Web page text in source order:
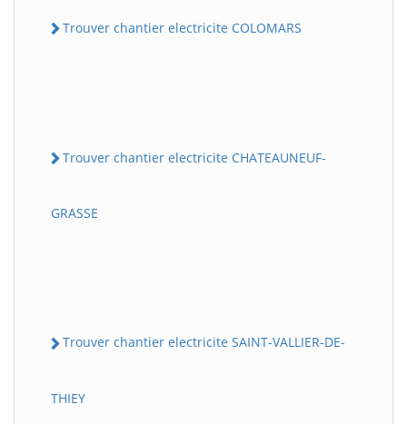
Trouver chantier electricite COLOMARS
Trouver chantier electricite CHATEAUNEUF-
GRASSE
Trouver chantier electricite SAINT-VALLIER-DE-
THIEY